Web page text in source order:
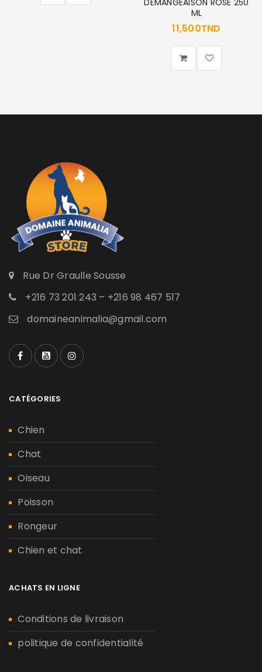
ML
11,500TND
Rue Dr Graulle Sousse
+216 73 201 243 – +216 98 467 517
domaineanimalia@gmail.com
CATÉGORIES
Chien
Chat
Oiseau
Poisson
Rongeur
Chien et chat
ACHATS EN LIGNE
Conditions de livraison
politique de confidentialité